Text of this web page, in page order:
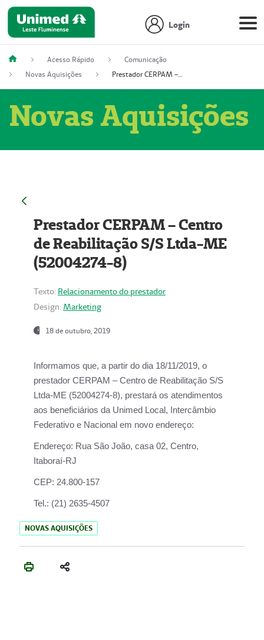
Login
Acesso Rápido
Comunicação
Novas Aquisições
Prestador CERPAM – Centro de Reabilitação S/S Ltda-ME (52004274-8)
Novas Aquisições
Prestador CERPAM – Centro
de Reabilitação S/S Ltda-ME
(52004274-8)
Texto: Relacionamento do prestador
Design: Marketing
18 de outubro, 2019
Informamos que, a partir do dia 18/11/2019, o
prestador CERPAM – Centro de Reabilitação S/S
Ltda-ME (52004274-8), prestará os atendimentos
aos beneficiários da Unimed Local, Intercâmbio
Federativo e Nacional em novo endereço:
Endereço: Rua São João, casa 02, Centro,
Itaboraí-RJ
CEP: 24.800-157
Tel.: (21) 2635-4507
NOVAS AQUISIÇÕES